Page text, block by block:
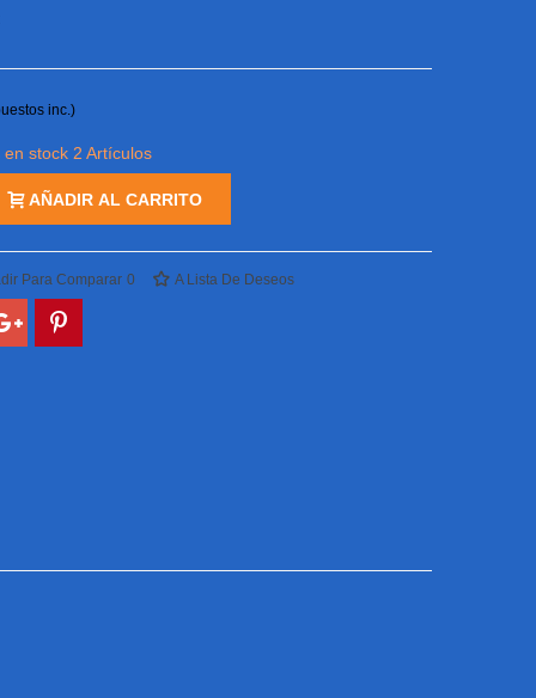
inc.)
en stock 2 Artículos
AÑADIR AL CARRITO
Para Comparar 0 A Lista De Deseos